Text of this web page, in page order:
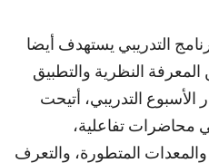
التدريبي يستهدف أيضا
النظرية والتطبيق
التدريبي، أتيحت
محاضرات تفاعلية،
المتطورة، والتعرف